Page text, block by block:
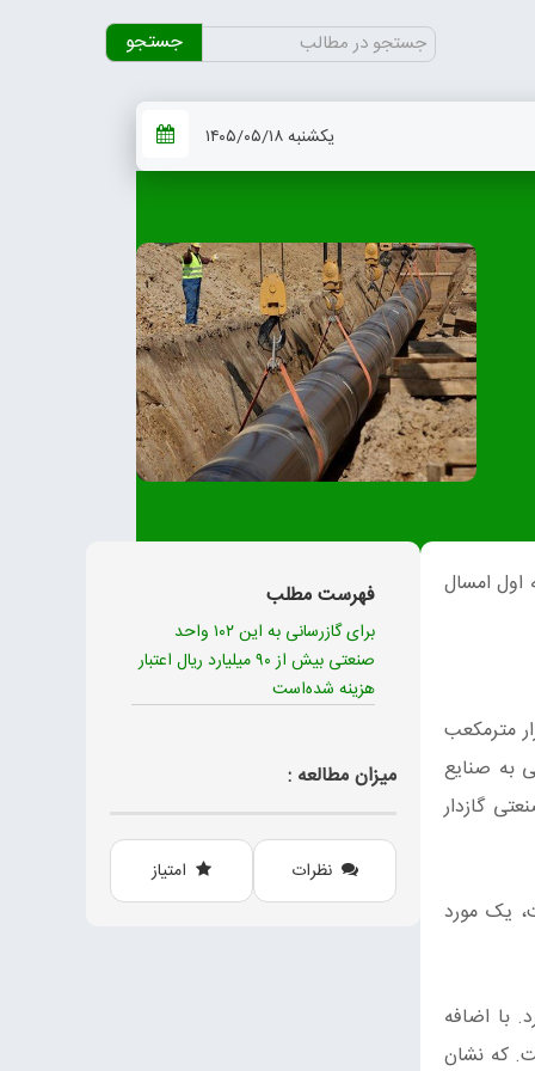
جستجو
برای:
یکشنبه ۱۴۰۵/۰۵/۱۸
شرکت گاز استان ایلام از تحقق ۱۰۸ درصدی گازرسانی به صنایع استان در ۹ ماهه اول امسال
با ایسنا، با بیان اینکه برنامه مصوب امسال برای گازرسانی به صنایع استان، جایگزینی ۱۵ هزار مترمکعب
برای گازرسانی به صنایع
گازدار
خاطرنشان کرد. با اضافه
گازدار کل استان به ۱۰۶۲ واحد رسیده است. که نشان
فهرست مطلب
برای گازرسانی به این ۱۰۲ واحد
صنعتی بیش از ۹۰ میلیارد ریال اعتبار
هزینه شده‌است
میزان مطالعه :
نظرات امتیاز